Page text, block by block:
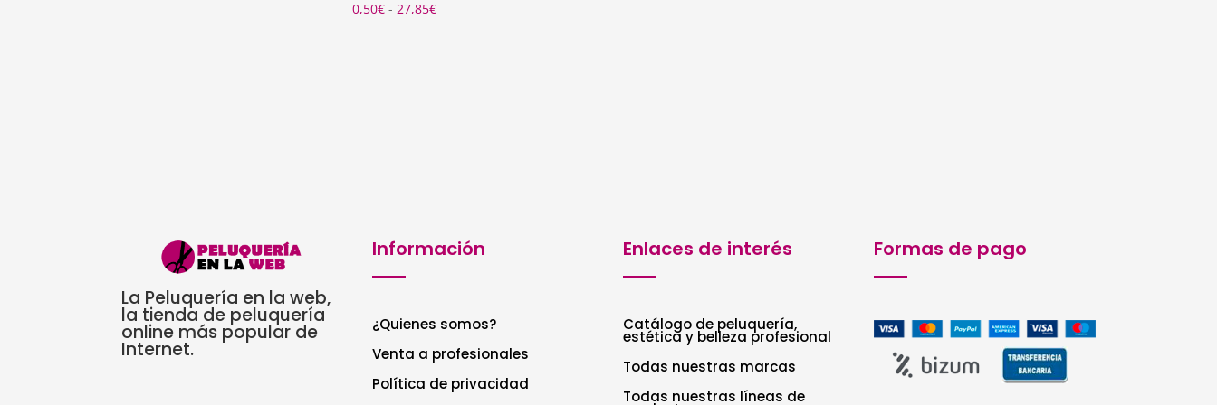
0,50€ - 27,85€Rango
La Peluquería en la web,
la tienda de peluquería
online más popular de
Internet.
Información
¿Quienes somos?
Venta a profesionales
Política de privacidad
Enlaces de interés
Catálogo de peluquería,
estética y belleza profesional
Todas nuestras marcas
Todas nuestras líneas de
Formas de pago